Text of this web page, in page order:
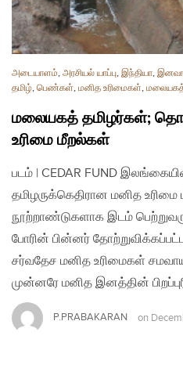
அடையாளம், அரசியல் யாப்பு, இந்தியா,
தமிழ், பெண்கள், மனித உரிமைகள்,
மலையகத் தமிழர்கள்;
உரிமை மீறல்கள்
படம் | CEDAR FUND
தமிழருக்கெதிரான மனித
நூற்றாண்டுகளாக இடம்
போரின் பின்னர்
சர்வதேச மனித உரிமைகள்
முன்னரே மனித இனத்தின்
P.PRABAKARAN on